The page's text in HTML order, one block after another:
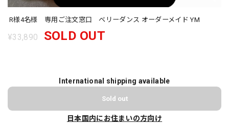
R様4名様 専用ご注文窓口 ベリーダンス オーダーメイド YM
¥33,890 SOLD OUT
International shipping available
Sold out
日本国内にお住まいの方向け